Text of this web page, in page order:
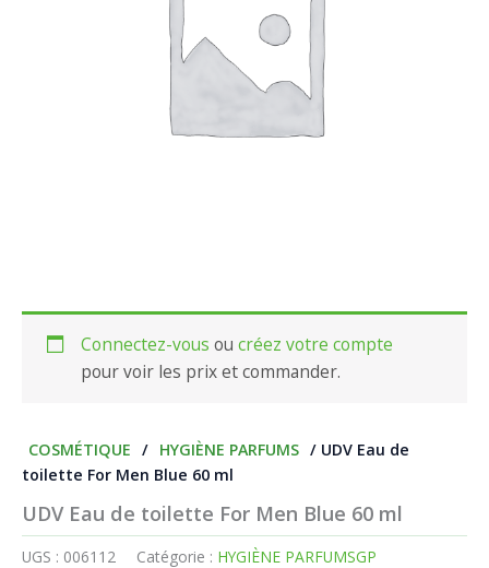
Connectez-vous oucréez votre compte
pour voir les prix et commander.
COSMÉTIQUE / HYGIÈNE PARFUMS / UDV Eau de
toilette For Men Blue 60 ml
UDV Eau de toilette For Men Blue 60 ml
UGS : 006112 Catégorie : HYGIÈNE PARFUMSGP